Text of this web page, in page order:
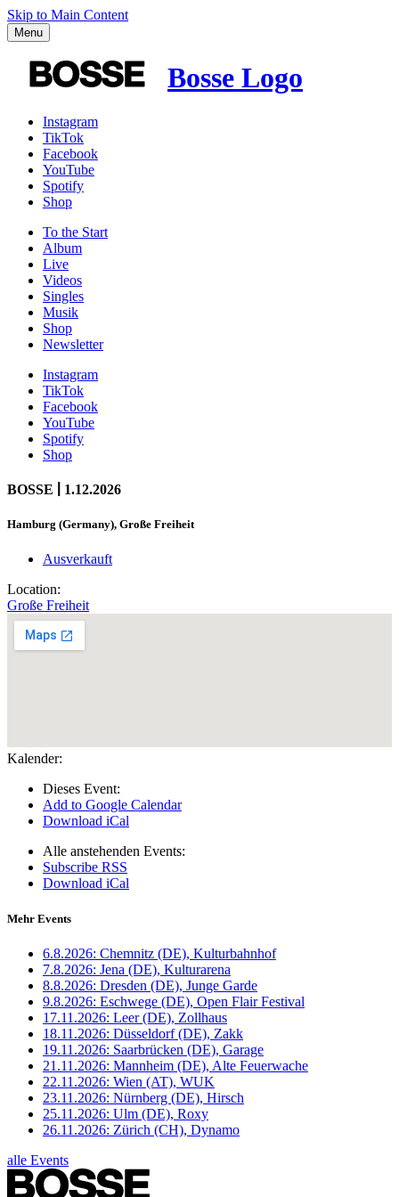
Skip to Main Content
Menu
Bosse Logo
Instagram
TikTok
Facebook
YouTube
Spotify
Shop
To the Start
Album
Live
Videos
Singles
Musik
Shop
News­letter
Instagram
TikTok
Facebook
YouTube
Spotify
Shop
BOSSE 1.12.2026
Hamburg (Germany), Große Freiheit
Ausverkauft
Location:
Große Freiheit
Kalender:
Dieses Event:
Add to Google Calendar
Download iCal
Alle anstehenden Events:
Subscribe RSS
Download iCal
Mehr Events
6.8.2026: Chemnitz (DE), Kulturbahnhof
7.8.2026: Jena (DE), Kulturarena
8.8.2026: Dresden (DE), Junge Garde
9.8.2026: Eschwege (DE), Open Flair Festival
17.11.2026: Leer (DE), Zollhaus
18.11.2026: Düsseldorf (DE), Zakk
19.11.2026: Saarbrücken (DE), Garage
21.11.2026: Mannheim (DE), Alte Feuerwache
22.11.2026: Wien (AT), WUK
23.11.2026: Nürnberg (DE), Hirsch
25.11.2026: Ulm (DE), Roxy
26.11.2026: Zürich (CH), Dynamo
alle Events